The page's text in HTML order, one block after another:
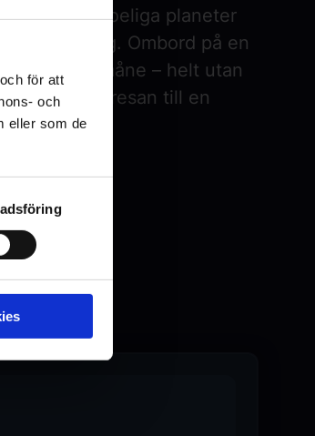
för att
och
eller som de
och beboeliga planeter
uppdrag. Ombord på en
en öde måne – helt utan
djupet gör resan till en